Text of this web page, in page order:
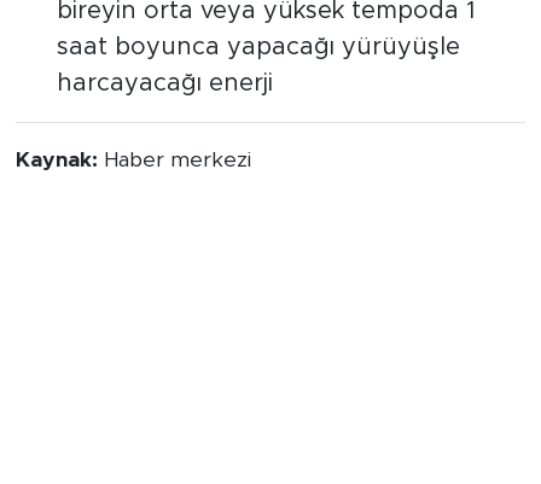
bireyin orta veya yüksek tempoda 1
saat boyunca yapacağı yürüyüşle
harcayacağı enerji
Kaynak: Haber merkezi